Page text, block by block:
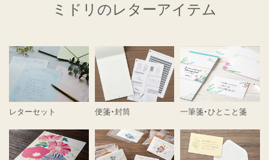
ミドリのレターアイテム
レターセット 便箋・封筒 一筆箋・ひとこと箋